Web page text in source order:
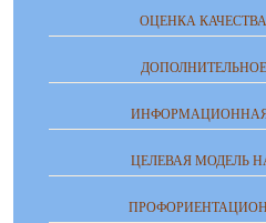
ОЦЕНКА
ИНФОРМАЦИОННАЯ
ЦЕЛЕВАЯ МОДЕЛЬ